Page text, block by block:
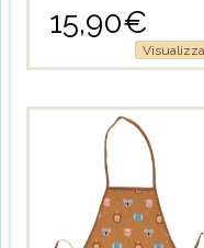
15,90€
Visualizza